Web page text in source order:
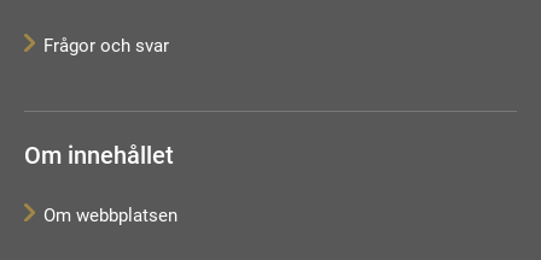
Frågor och svar
Om innehållet
Om webbplatsen